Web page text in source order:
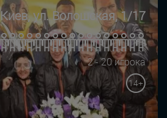
Киев, ул. Волошская, 1/17
2 - 20 игрока
14+